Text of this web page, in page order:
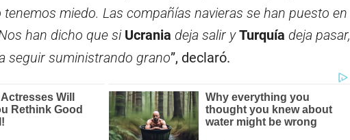
miedo. Las compañías navieras se han puesto en
han dicho que si Ucrania deja salir yTurquía deja pasar,
seguir suministrando grano”, declaró.